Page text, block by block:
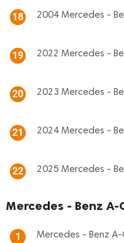
18 2004 Mercedes -
19 2022 Mercedes -
20 2023 Mercedes -
21 2024 Mercedes -
22 2025 Mercedes -
Mercedes - Benz
1 Mercedes - Benz A-